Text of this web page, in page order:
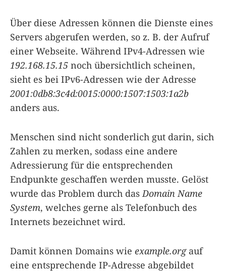
Über diese Adressen können die Dienste eines
Servers abgerufen werden, so z. B. der Aufruf
einer Webseite. Während IPv4-Adressen wie
192.168.15.15 noch übersichtlich scheinen,
sieht es bei IPv6-Adressen wie der Adresse
2001:0db8:3c4d:0015:0000:1507:1503:1a2b
anders aus.
Menschen sind nicht sonderlich gut darin, sich
Zahlen zu merken, sodass eine andere
Adressierung für die entsprechenden
Endpunkte geschaffen werden musste. Gelöst
wurde das Problem durch das Domain Name
System, welches gerne als Telefonbuch des
Internets bezeichnet wird.
Damit können Domains wie example.orgauf
eine entsprechende IP-Adresse abgebildet